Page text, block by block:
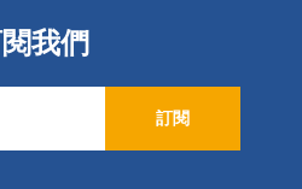
我們
訂閱